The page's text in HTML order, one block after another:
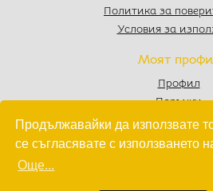
Продължавайки да използвате
се съгласявате с използването
Още...
Политика за
Условия за
Моят
Профил
Поръчки
Любими
Количка
.